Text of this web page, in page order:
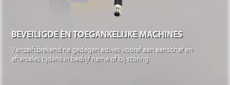
BEVEILIGDE ÈN TOEGANKELIJKE MACHINES
Vanzelfsprekend na gedegen advies vooraf aan aanschaf en
aftersales tijdens in bedrijf name of bij storing.